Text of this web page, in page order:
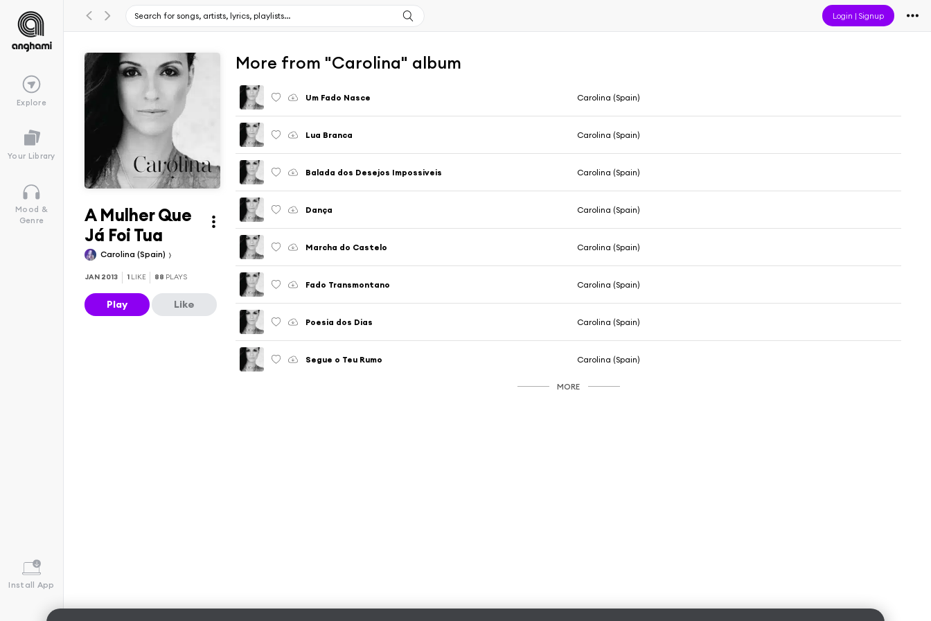
Login |Signup
Explore
Your Library
Mood &
Genre
Install App
A Mulher Que
Já Foi Tua
Carolina (Spain)
JAN 2013 1 LIKE 88 PLAYS
Play Like
More from "Carolina" album
Um Fado Nasce Carolina (Spain)
Lua Branca Carolina (Spain)
Balada dos Desejos Impossiveis Carolina (Spain)
Dança Carolina (Spain)
Marcha do Castelo Carolina (Spain)
Fado Transmontano Carolina (Spain)
Poesia dos Dias Carolina (Spain)
Segue o Teu Rumo Carolina (Spain)
MORE